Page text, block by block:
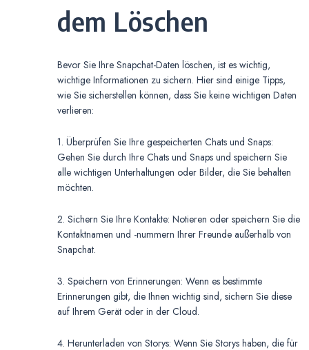
dem Löschen
Bevor Sie Ihre Snapchat-Daten löschen, ist es wichtig,
wichtige Informationen zu sichern. Hier sind einige Tipps,
wie Sie sicherstellen können, dass Sie keine wichtigen Daten
verlieren:
1. Überprüfen Sie Ihre gespeicherten Chats und Snaps:
Gehen Sie durch Ihre Chats und Snaps und speichern Sie
alle wichtigen Unterhaltungen oder Bilder, die Sie behalten
möchten.
2. Sichern Sie Ihre Kontakte: Notieren oder speichern Sie die
Kontaktnamen und -nummern Ihrer Freunde außerhalb von
Snapchat.
3. Speichern von Erinnerungen: Wenn es bestimmte
Erinnerungen gibt, die Ihnen wichtig sind, sichern Sie diese
auf Ihrem Gerät oder in der Cloud.
4. Herunterladen von Storys: Wenn Sie Storys haben, die für